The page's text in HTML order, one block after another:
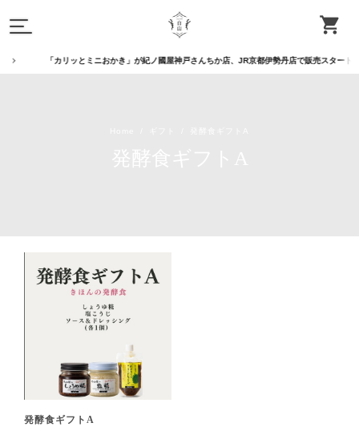
「カリッとミニおかき」が紀ノ國屋神戸さんちか店、JR京都伊勢丹店で販売スタート
発酵食ギフトA